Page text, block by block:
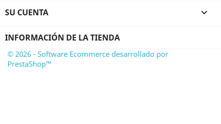
SU CUENTA 
INFORMACIÓN DE LA TIENDA
© 2026 - Software Ecommerce desarrollado por
PrestaShop™